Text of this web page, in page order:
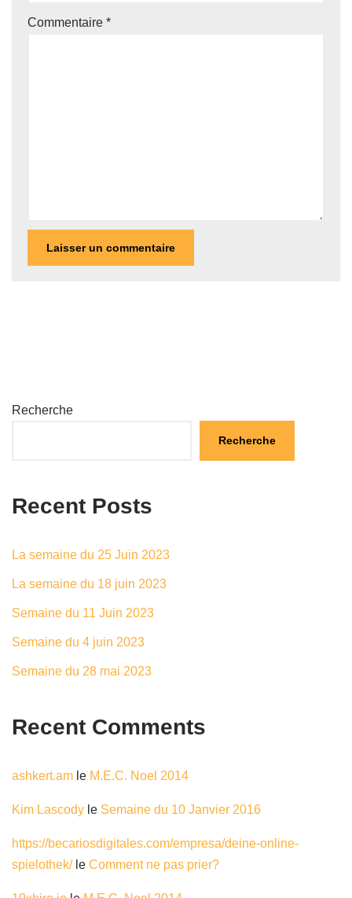
Commentaire *
Recherche
Recherche
Recent Posts
La semaine du 25 Juin 2023
La semaine du 18 juin 2023
Semaine du 11 Juin 2023
Semaine du 4 juin 2023
Semaine du 28 mai 2023
Recent Comments
ashkert.am le M.E.C. Noel 2014
Kim Lascody le Semaine du 10 Janvier 2016
https://becariosdigitales.com/empresa/deine-online-
spielothek/le Comment ne pas prier?